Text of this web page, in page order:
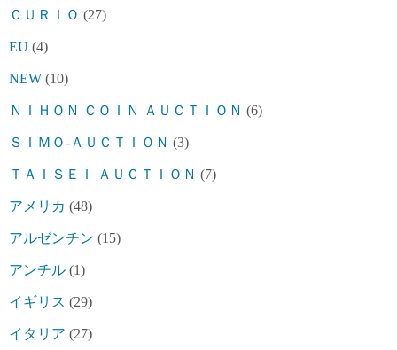
ＣＵＲＩＯ (27)
EU (4)
NEW (10)
ＮＩＨＯＮ ＣＯＩＮ ＡＵＣＴＩＯＮ (6)
ＳＩＭＯ-ＡＵＣＴＩＯＮ (3)
ＴＡＩＳＥＩ ＡＵＣＴＩＯＮ (7)
アメリカ (48)
アルゼンチン (15)
アンチル (1)
イギリス (29)
イタリア (27)